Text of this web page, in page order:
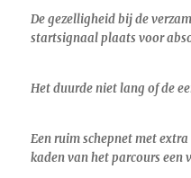
De gezelligheid bij de
startsignaal plaats voor
Het duurde niet lang of de
Een ruim schepnet met
kaden van het parcours een